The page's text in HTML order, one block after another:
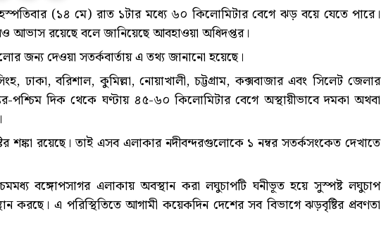
(১৪ মে) রাত ১টার মধ্যে ৬০ কিলোমিটার বেগে ঝড় বয়ে যেতে পারে।
আভাস রয়েছে বলে জানিয়েছে আবহাওয়া অধিদপ্তর।
জন্য দেওয়া সতর্কবার্তায় এ তথ্য জানানো হয়েছে।
ঢাকা, বরিশাল, কুমিল্লা, নোয়াখালী, চট্টগ্রাম, কক্সবাজার এবং সিলেট জেলার
পশ্চিম দিক থেকে ঘণ্টায় ৪৫-৬০ কিলোমিটার বেগে অস্থায়ীভাবে দমকা অথবা
শঙ্কা রয়েছে। তাই এসব এলাকার নদীবন্দরগুলোকে ১ নম্বর সতর্কসংকেত দেখাতে
বঙ্গোপসাগর এলাকায় অবস্থান করা লঘুচাপটি ঘনীভূত হয়ে সুস্পষ্ট লঘুচাপ
এ পরিস্থিতিতে আগামী কয়েকদিন দেশের সব বিভাগে ঝড়বৃষ্টির প্রবণতা